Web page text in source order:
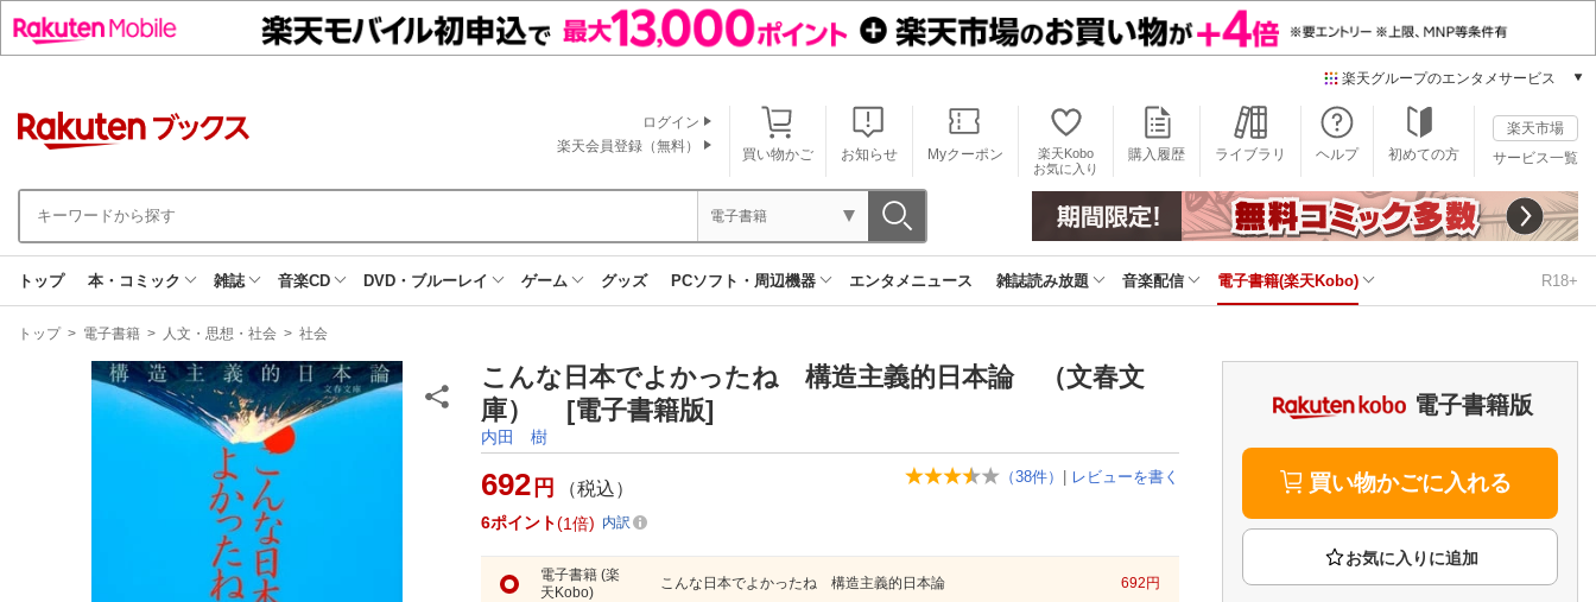
楽天グループのエンタメサービス
本/ゲーム/CD/DVD
楽天ブックス
電子書籍
楽天Kobo
雑誌読み放題
楽天ミュージック
楽天TV
動画配信ガイド
Rakuten PLAY
Rチャンネル
楽天チケット
エンタメニュース
推し楽
買い物かご お知らせ Myクーポン
楽天Kobo
お気に入り
購入履歴 ライブラリ ヘルプ 初めての方
楽天市場
サービス一覧
ログイン
楽天会員登録（無料）
電子書籍
トップ 本・コミック 雑誌 音楽CD DVD・ブルーレイ ゲーム グッズ PCソフト・周辺機器 エンタメニュース 雑誌読み放題 音楽配信 電子書籍(楽天Kobo) R18+
現
トップ > 電子書籍 > 人文・思想・社会 > 社会
こんな日本でよかったね 構造主義的日本論 （文春文
庫） [電子書籍版]
内田 樹
（38件） | レビューを書く
692 円 （税込）
6ポイント 1倍 内訳
電子書籍 (楽
天Kobo)
こんな日本でよかったね 構造主義的日本論 692 円
電子書籍版
買い物かごに入れる